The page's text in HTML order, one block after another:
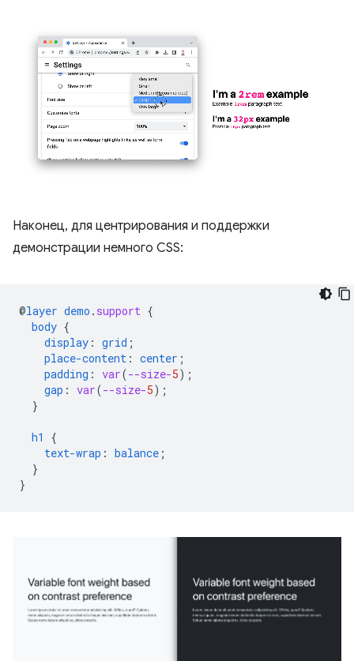
Наконец, для центрирования и поддержки
демонстрации немного CSS:
@layer demo . support {
body {
display : grid ;
place-content : center ;
padding : var(--size-5);
gap : var(--size-5);
}
h1
{
text-wrap : balance ;
}
}